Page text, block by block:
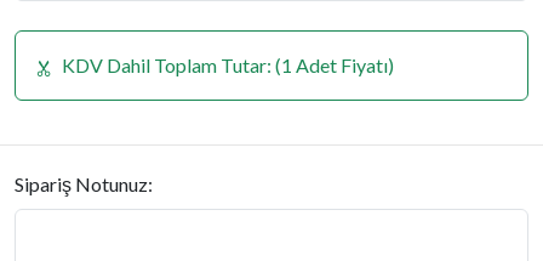
KDV Dahil Toplam Tutar: (1 Adet Fiyatı)
Sipariş Notunuz: